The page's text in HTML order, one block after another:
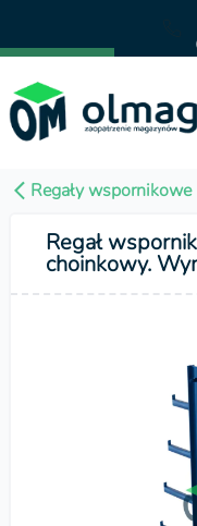
Regały wspornikowe
Regał
choinkowy.